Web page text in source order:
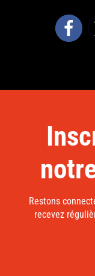
Restons
recevez